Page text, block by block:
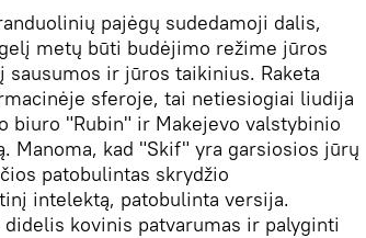
pajėgų sudedamoji dalis,
metų būti budėjimo režime jūros
ir jūros taikinius. Raketa
sferoje, tai netiesiogiai liudija
biuro "Rubin" ir Makejevo valstybinio
Manoma, kad "Skif" yra garsiosios jūrų
patobulintas skrydžio
intelektą, patobulinta versija.
kovinis patvarumas ir palyginti